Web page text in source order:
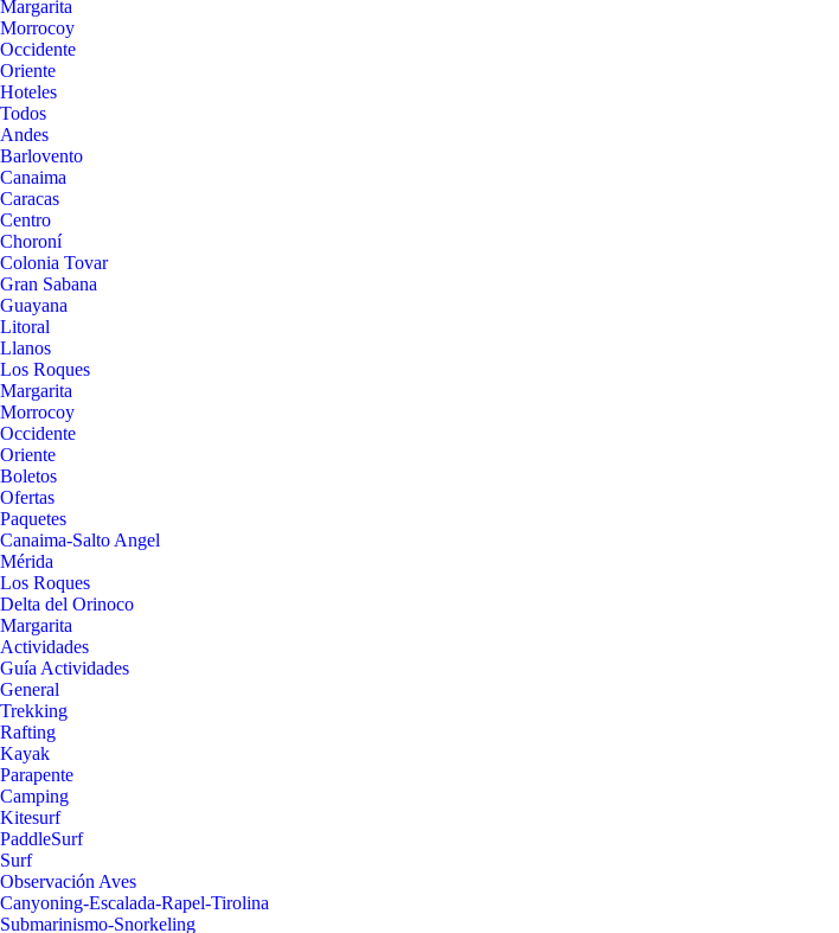
Margarita
Morrocoy
Occidente
Oriente
Hoteles
Todos
Andes
Barlovento
Canaima
Caracas
Centro
Choroní
Colonia Tovar
Gran Sabana
Guayana
Litoral
Llanos
Los Roques
Margarita
Morrocoy
Occidente
Oriente
Boletos
Ofertas
Paquetes
Canaima-Salto Angel
Mérida
Los Roques
Delta del Orinoco
Margarita
Actividades
Guía Actividades
General
Trekking
Rafting
Kayak
Parapente
Camping
Kitesurf
PaddleSurf
Surf
Observación Aves
Canyoning-Escalada-Rapel-Tirolina
Submarinismo-Snorkeling